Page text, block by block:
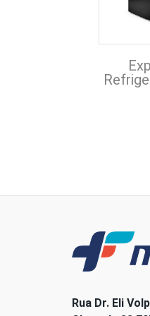
Rua Dr. Eli